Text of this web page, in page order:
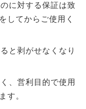
に対する保証は致
してからご使用く
と剥がせなくなり
、営利目的で使用
す。